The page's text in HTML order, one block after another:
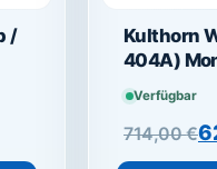
/
€
€.
Kulthorn
404A)
Verfügbar
714,00€
Aktueller